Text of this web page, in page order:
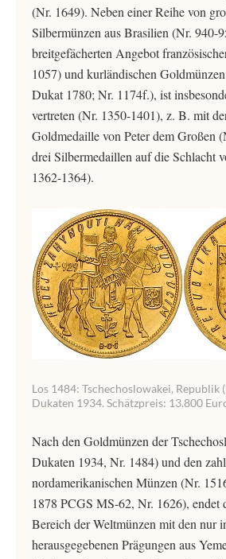
(Nr. 1649). Neben einer Reihe von
Silbermünzen aus Brasilien (Nr. 940-
breitgefächerten Angebot
1057) und kurländischen
Dukat 1780; Nr. 1174f.), ist
vertreten (Nr. 1350-1401), z. B. mit
Goldmedaille von Peter dem Großen
drei Silbermedaillen auf die Schlacht
1362-1364).
Los 1484: Tschechoslowakei, Republik
Dukaten 1934. Schätzpreis: 13.800
Nach den Goldmünzen der
Dukaten 1934, Nr. 1484) und den
nordamerikanischen Münzen (Nr.
1878 PCGS MS-62, Nr. 1626), endet
Bereich der Weltmünzen mit den nur
herausgegebenen Prägungen aus